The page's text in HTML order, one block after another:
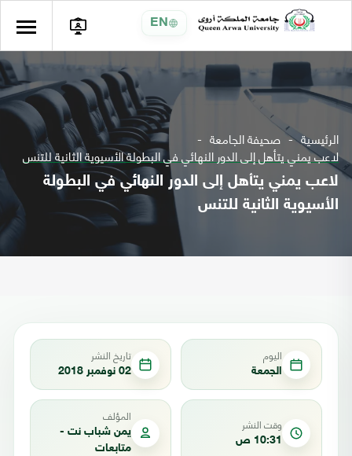
EN
الرئيسية صحيفة الجامعة
لاعب يمني يتأهل إلى الدور النهائي في البطولة الأسيوية الثانية للتنس
لاعب يمني يتأهل إلى الدور النهائي في البطولة
الأسيوية الثانية للتنس
اليوم
الجمعة
تاريخ النشر
02 نوفمبر 2018
وقت النشر
10:31 ص
المؤلف
يمن شباب نت -
متابعات